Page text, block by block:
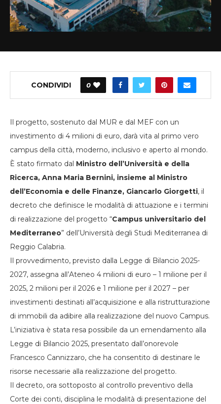
CONDIVIDI 0
Il progetto, sostenuto dal MUR e dal MEF con un
investimento di 4 milioni di euro, darà vita al primo vero
campus della città, moderno, inclusivo e aperto al mondo.
È stato firmato dal Ministro dell’Università e della
Ricerca, Anna Maria Bernini, insieme al Ministro
dell’Economia e delle Finanze, Giancarlo Giorgetti, il
decreto che definisce le modalità di attuazione e i termini
di realizzazione del progetto “Campus universitario del
Mediterraneo” dell’Università degli Studi Mediterranea di
Reggio Calabria.
Il provvedimento, previsto dalla Legge di Bilancio 2025-
2027, assegna all’Ateneo 4 milioni di euro – 1 milione per il
2025, 2 milioni per il 2026 e 1 milione per il 2027 – per
investimenti destinati all’acquisizione e alla ristrutturazione
di immobili da adibire alla realizzazione del nuovo Campus.
L’iniziativa è stata resa possibile da un emendamento alla
Legge di Bilancio 2025, presentato dall’onorevole
Francesco Cannizzaro, che ha consentito di destinare le
risorse necessarie alla realizzazione del progetto.
Il decreto, ora sottoposto al controllo preventivo della
Corte dei conti, disciplina le modalità di presentazione del